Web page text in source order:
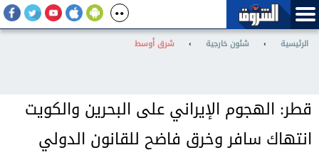
الرئيسية › شئون خارجية › شرق أوسط
قطر: الهجوم الإيراني على البحرين والكويت
انتهاك سافر وخرق فاضح للقانون الدولي